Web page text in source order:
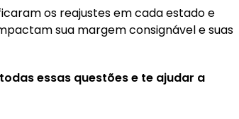
federais?
estados
os reajustes em cada estado e
sua margem consignável e suas
essas questões e te ajudar a